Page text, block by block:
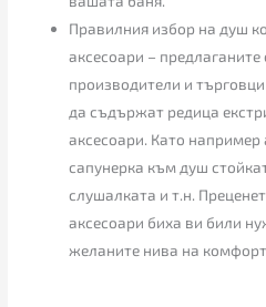
Правилния избор на душ
аксесоари – предлаганите
производители и
да съдържат редица
аксесоари. Като
сапунерка към душ
слушалката и т.н.
аксесоари биха ви били
желаните нива на